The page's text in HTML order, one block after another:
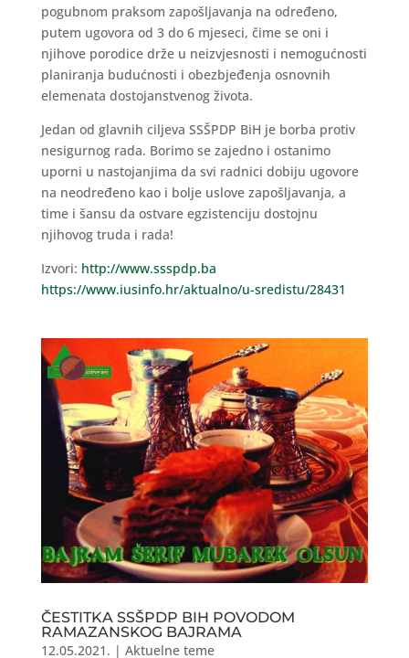
pogubnom praksom zapošljavanja na određeno,
putem ugovora od 3 do 6 mjeseci, čime se oni i
njihove porodice drže u neizvjesnosti i nemogućnosti
planiranja budućnosti i obezbjeđenja osnovnih
elemenata dostojanstvenog života.
Jedan od glavnih ciljeva SSŠPDP BiH je borba protiv
nesigurnog rada. Borimo se zajedno i ostanimo
uporni u nastojanjima da svi radnici dobiju ugovore
na neodređeno kao i bolje uslove zapošljavanja, a
time i šansu da ostvare egzistenciju dostojnu
njihovog truda i rada!
Izvori: http://www.ssspdp.ba
https://www.iusinfo.hr/aktualno/u-sredistu/28431
ČESTITKA SSŠPDP BIH POVODOM
RAMAZANSKOG BAJRAMA
12.05.2021. | Aktuelne teme